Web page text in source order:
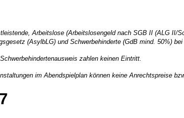
Arbeitslose (Arbeitslosengeld nach SGB II (ALG
(AsylbLG) und Schwerbehinderte (GdB mind. 50%)
zahlen keinen Eintritt.
im Abendspielplan können keine Anrechtspreise